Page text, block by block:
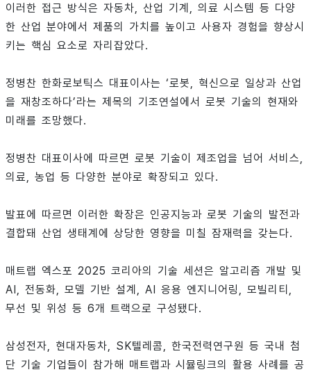
이러한 접근 방식은 자동차, 산업 기계, 의료 시스템 등 다양
한 산업 분야에서 제품의 가치를 높이고 사용자 경험을 향상시
키는 핵심 요소로 자리잡았다.
정병찬 한화로보틱스 대표이사는 ‘로봇, 혁신으로 일상과 산업
을 재창조하다’라는 제목의 기조연설에서 로봇 기술의 현재와
미래를 조망했다.
정병찬 대표이사에 따르면 로봇 기술이 제조업을 넘어 서비스,
의료, 농업 등 다양한 분야로 확장되고 있다.
발표에 따르면 이러한 확장은 인공지능과 로봇 기술의 발전과
결합돼 산업 생태계에 상당한 영향을 미칠 잠재력을 갖는다.
매트랩 엑스포 2025 코리아의 기술 세션은 알고리즘 개발 및
AI, 전동화, 모델 기반 설계, AI 응용 엔지니어링, 모빌리티,
무선 및 위성 등 6개 트랙으로 구성됐다.
삼성전자, 현대자동차, SK텔레콤, 한국전력연구원 등 국내 첨
단 기술 기업들이 참가해 매트랩과 시뮬링크의 활용 사례를 공